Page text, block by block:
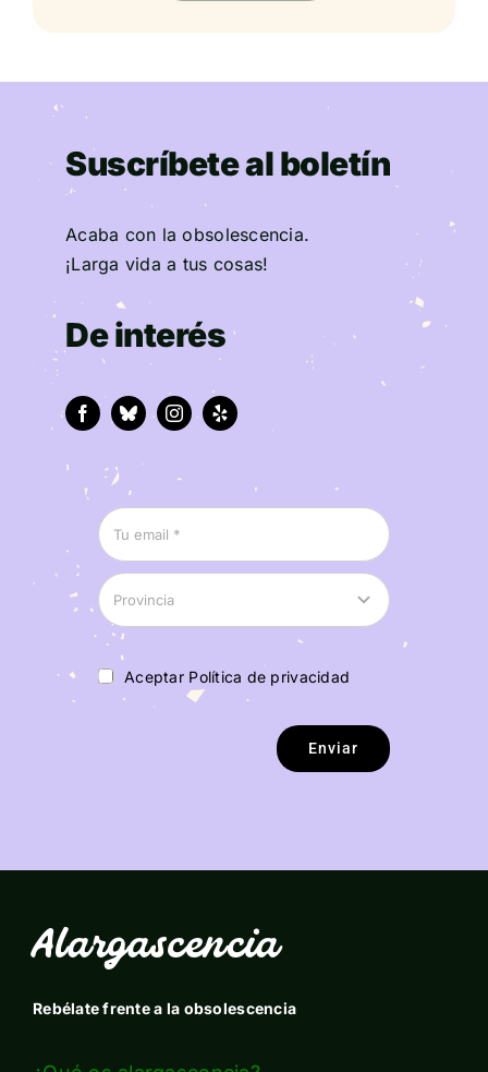
Suscríbete al boletín
Acaba con la obsolescencia.
¡Larga vida a tus cosas!
De interés
Aceptar Política de privacidad
Enviar
Alargascencia
Rebélate frente a la obsolescencia